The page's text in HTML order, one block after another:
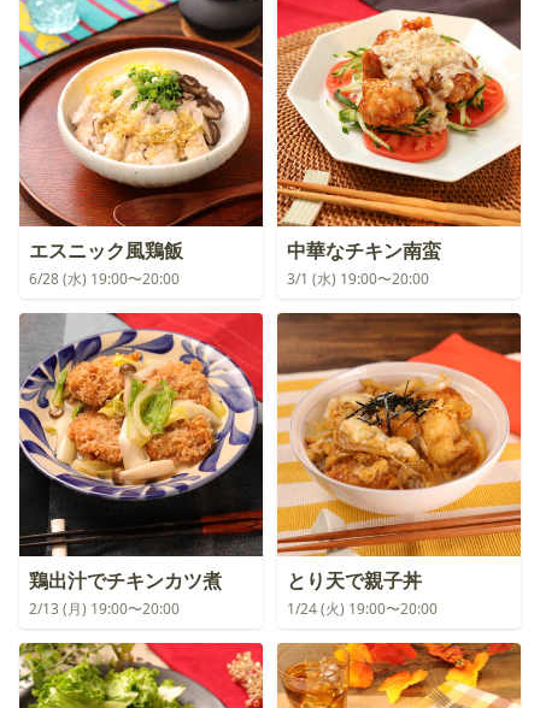
エスニック風鶏飯
6/28 (水) 19:00〜20:00
中華なチキン南蛮
3/1 (水) 19:00〜20:00
鶏出汁でチキンカツ煮
2/13 (月) 19:00〜20:00
とり天で親子丼
1/24 (火) 19:00〜20:00